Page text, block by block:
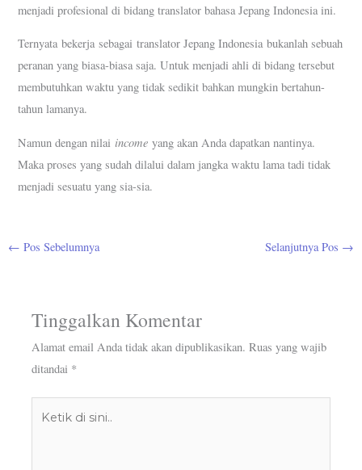
menjadi profesional di bidang translator bahasa Jepang Indonesia ini.
Ternyata bekerja sebagai translator Jepang Indonesia bukanlah sebuah
peranan yang biasa-biasa saja. Untuk menjadi ahli di bidang tersebut
membutuhkan waktu yang tidak sedikit bahkan mungkin bertahun-
tahun lamanya.
Namun dengan nilaiincomeyang akan Anda dapatkan nantinya.
Maka proses yang sudah dilalui dalam jangka waktu lama tadi tidak
menjadi sesuatu yang sia-sia.
← Pos Sebelumnya Selanjutnya Pos →
Tinggalkan Komentar
Alamat email Anda tidak akan dipublikasikan. Ruas yang wajib
ditandai *